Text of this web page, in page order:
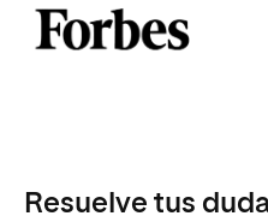
Resuelve tus